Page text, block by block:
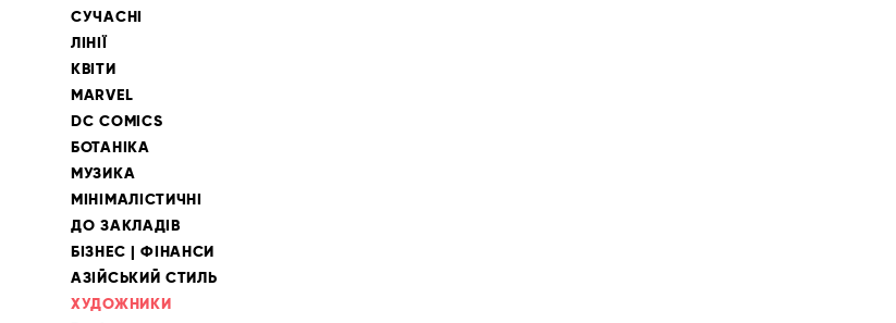
СУЧАСНІ
ЛІНІЇ
КВІТИ
MARVEL
DC COMICS
БОТАНІКА
МУЗИКА
МІНІМАЛІСТИЧНІ
ДО ЗАКЛАДІВ
БІЗНЕС | ФІНАНСИ
АЗІЙСЬКИЙ СТИЛЬ
ХУДОЖНИКИ